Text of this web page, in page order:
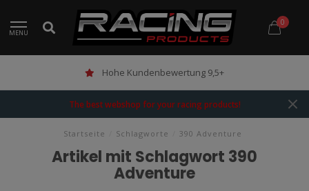
MENU
0
Hohe Kundenbewertung 9,5+
The best webshop for your racing products!
Startseite Schlagworte 390 Adventure
Artikel mit Schlagwort 390
Adventure